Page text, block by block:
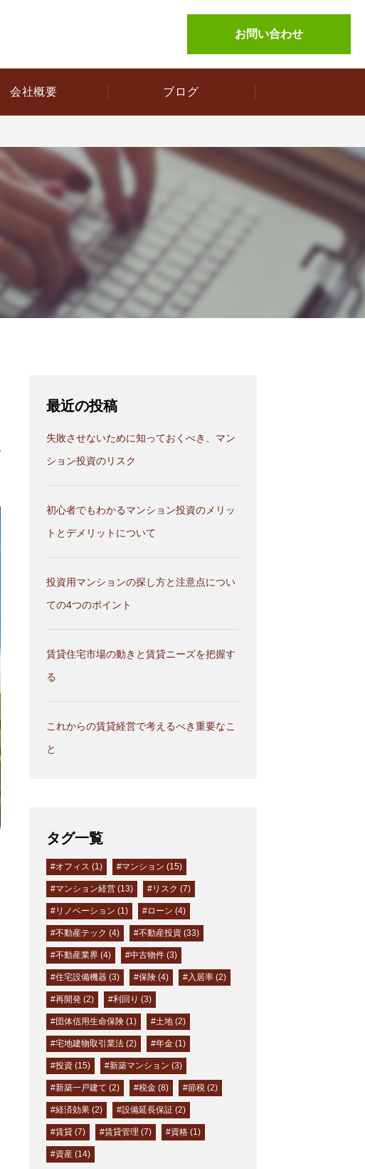
お問い合わせ
会社概要 ブログ
最近の投稿
失敗させないために知っておくべき、マン
ション投資のリスク
初心者でもわかるマンション投資のメリッ
トとデメリットについて
投資用マンションの探し方と注意点につい
ての4つのポイント
賃貸住宅市場の動きと賃貸ニーズを把握す
る
これからの賃貸経営で考えるべき重要なこ
と
タグ一覧
#オフィス (1) #マンション (15)
#マンション経営 (13) #リスク (7)
#リノベーション (1) #ローン (4)
#不動産テック (4) #不動産投資 (33)
#不動産業界 (4) #中古物件 (3)
#住宅設備機器 (3) #保険 (4) #入居率 (2)
#再開発 (2) #利回り (3)
#団体信用生命保険 (1) #土地 (2)
#宅地建物取引業法 (2) #年金 (1)
#投資 (15) #新築マンション (3)
#新築一戸建て (2) #税金 (8) #節税 (2)
#経済効果 (2) #設備延長保証 (2)
#賃貸 (7) #賃貸管理 (7) #資格 (1)
#資産 (14)